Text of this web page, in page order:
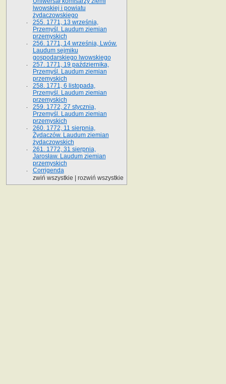
lwowskiej i powiatu
żydaczowskiego
255. 1771, 13 września,
Przemyśl. Laudum ziemian
przemyskich
256. 1771, 14 września, Lwów.
Laudum sejmiku
gospodarskiego lwowskiego
257. 1771, 19 października,
Przemyśl. Laudum ziemian
przemyskich
258. 1771, 6 listopada,
Przemyśl. Laudum ziemian
przemyskich
259. 1772, 27 stycznia,
Przemyśl. Laudum ziemian
przemyskich
260. 1772, 11 sierpnia,
Żydaczów. Laudum ziemian
żydaczowskich
261. 1772, 31 sierpnia,
Jarosław. Laudum ziemian
przemyskich
Corrigenda
zwiń wszystkie
rozwiń wszystkie